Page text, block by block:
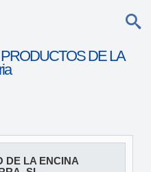
DE LA
DE LA ENCINA